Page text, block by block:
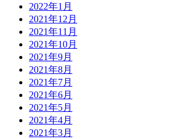
2022年1月
2021年12月
2021年11月
2021年10月
2021年9月
2021年8月
2021年7月
2021年6月
2021年5月
2021年4月
2021年3月